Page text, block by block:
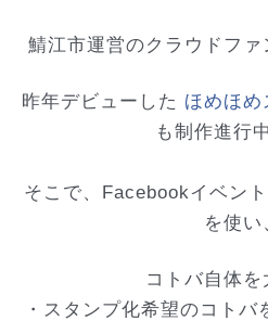
鯖江市運営のクラ ウドファ
昨年デビューした ほめほ
も制作進行
そこで、Facebookイベン
を使い
コトバ自体を
・スタンプ化希望のコトバ